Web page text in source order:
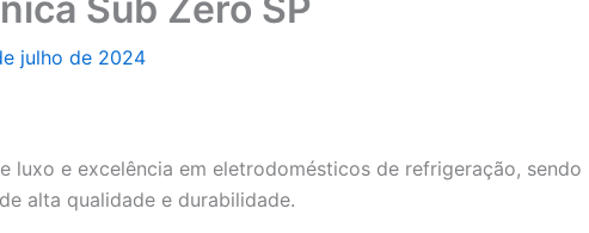
julho de 2024
luxo e excelência em eletrodomésticos de refrigeração, sendo
alta qualidade e durabilidade.